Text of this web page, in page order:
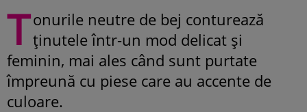
T onurile neutre de bej conturează
ținutele într-un mod delicat și
feminin, mai ales când sunt purtate
împreună cu piese care au accente de
culoare.